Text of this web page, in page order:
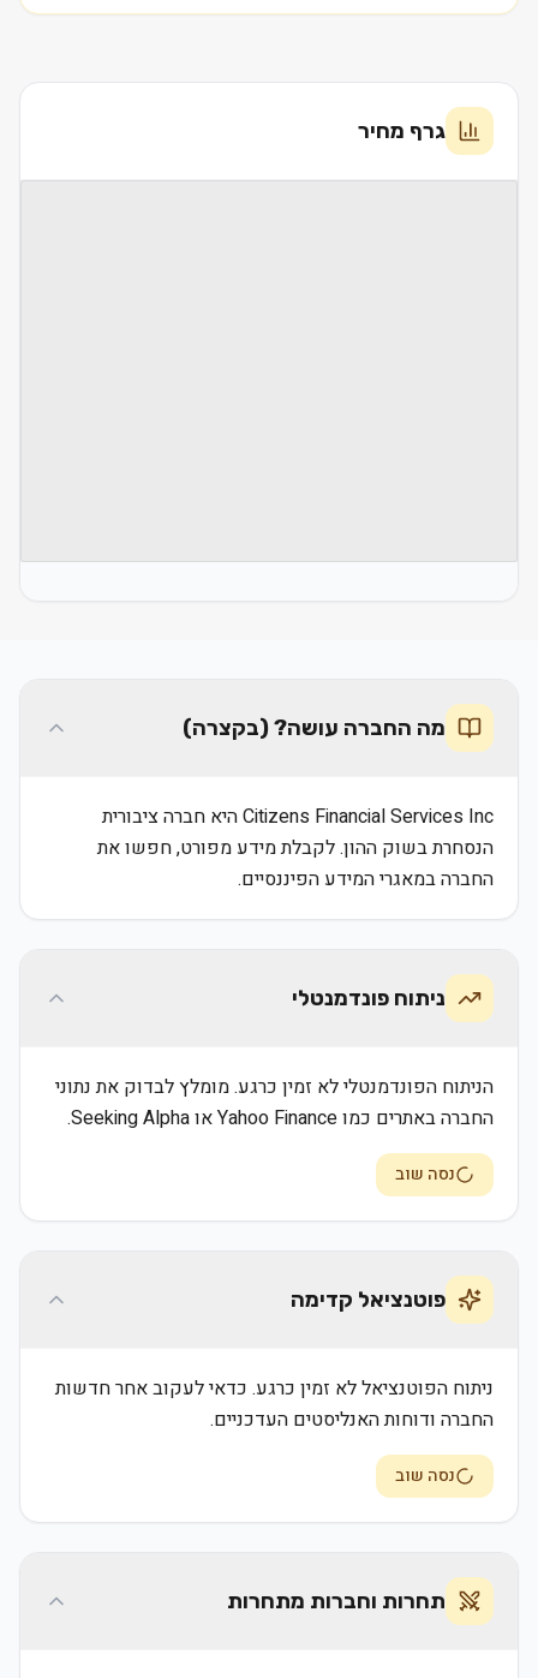
גרף מחיר
מה החברה עושה? (בקצרה)
Citizens Financial Services Inc היא חברה ציבורית
הנסחרת בשוק ההון. לקבלת מידע מפורט, חפשו את
החברה במאגרי המידע הפיננסיים.
ניתוח פונדמנטלי
הניתוח הפונדמנטלי לא זמין כרגע. מומלץ לבדוק את נתוני
החברה באתרים כמו Yahoo Finance או Seeking Alpha.
נסה שוב
פוטנציאל קדימה
ניתוח הפוטנציאל לא זמין כרגע. כדאי לעקוב אחר חדשות
החברה ודוחות האנליסטים העדכניים.
נסה שוב
תחרות וחברות מתחרות